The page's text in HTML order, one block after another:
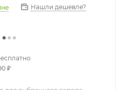
Нашли дешевле?
₽